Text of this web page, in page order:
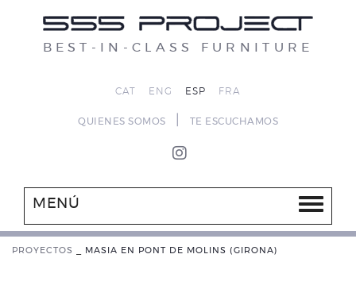
BEST-IN-CLASS FURNITURE
CAT ENG ESP FRA
QUIENES SOMOS TE ESCUCHAMOS
MENÚ
PROYECTOS MASIA EN PONT DE MOLINS (GIRONA)